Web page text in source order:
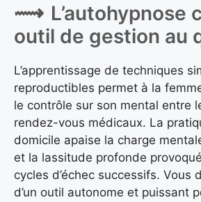
L’autohypnose
outil de gestion au
L’apprentissage de techniques
reproductibles permet à la
le contrôle sur son mental entre
rendez-vous médicaux. La
domicile apaise la charge
et la lassitude profonde
cycles d’échec successifs. Vous
d’un outil autonome et puissant